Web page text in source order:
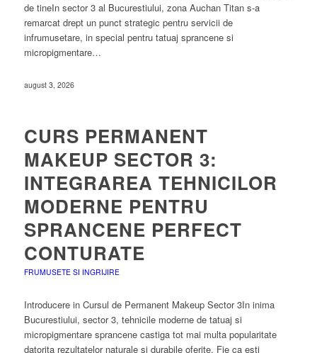
de tineIn sector 3 al Bucurestiului, zona Auchan Titan s-a
remarcat drept un punct strategic pentru servicii de
infrumusetare, in special pentru tatuaj sprancene si
micropigmentare…
august 3, 2026
CURS PERMANENT
MAKEUP SECTOR 3:
INTEGRAREA TEHNICILOR
MODERNE PENTRU
SPRANCENE PERFECT
CONTURATE
FRUMUSETE SI INGRIJIRE
Introducere in Cursul de Permanent Makeup Sector 3In inima
Bucurestiului, sector 3, tehnicile moderne de tatuaj si
micropigmentare sprancene castiga tot mai multa popularitate
datorita rezultatelor naturale si durabile oferite. Fie ca esti